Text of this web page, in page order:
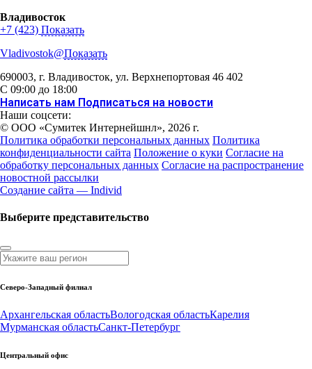
Владивосток
+7 (423) Показать
Vladivostok@Показать
690003, г. Владивосток, ул. Верхнепортовая 46 402
С 09:00 до 18:00
Написать нам Подписаться на новости
Наши соцсети:
© ООО «Сумитек Интернейшнл», 2026 г.
Политика обработки персональных данных Политика
конфиденциальности сайта Положение о куки Согласие на
обработку персональных данных Согласие на распространение
новостной рассылки
Создание сайта — Individ
Выберите представительство
Северо-Западный филиал
Архангельская областьВологодская областьКарелия
Мурманская областьСанкт-Петербург
Центральный офис